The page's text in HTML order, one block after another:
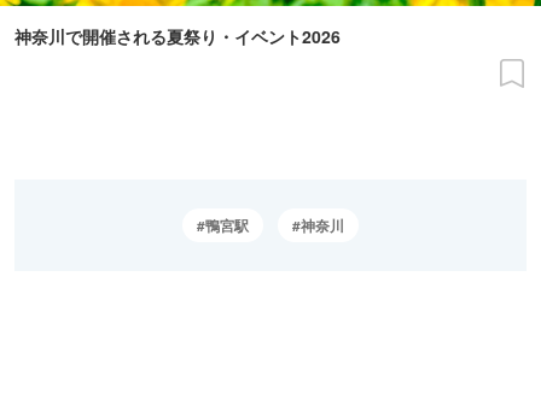
神奈川で開催される夏祭り・イベント2026
鴨宮駅 神奈川